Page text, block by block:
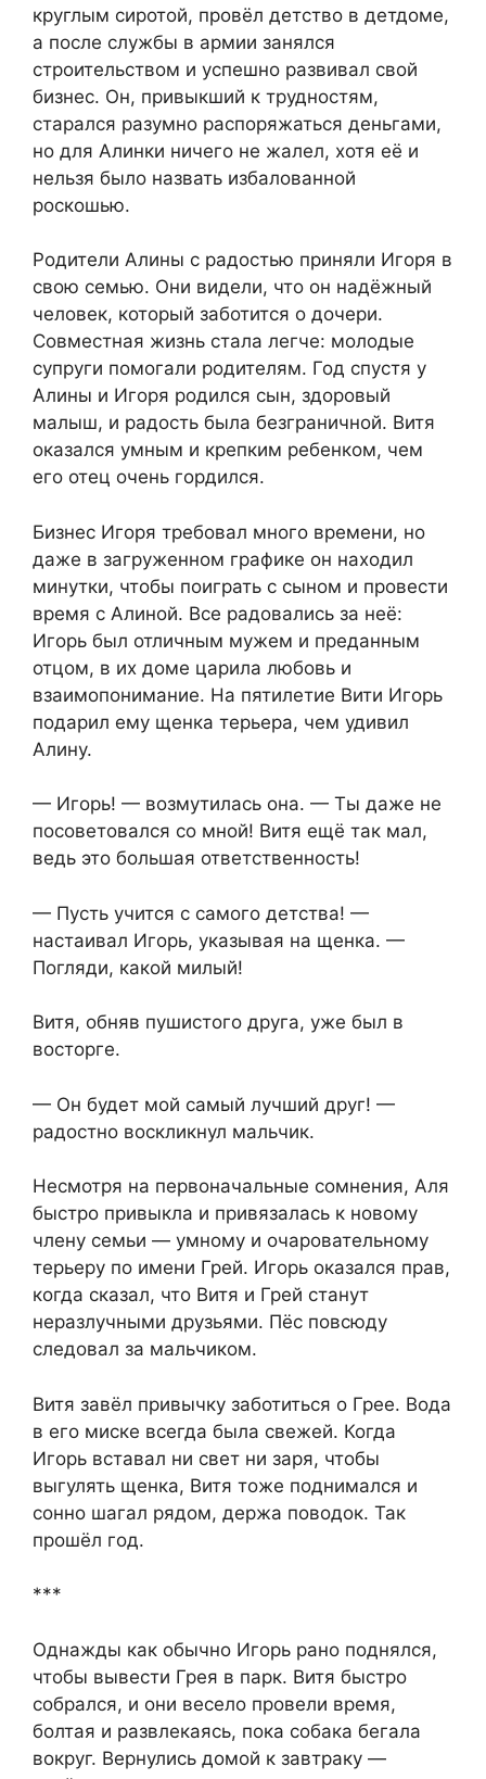
круглым сиротой, провёл детство в детдоме,
а после службы в армии занялся
строительством и успешно развивал свой
бизнес. Он, привыкший к трудностям,
старался разумно распоряжаться деньгами,
но для Алинки ничего не жалел, хотя её и
нельзя было назвать избалованной
роскошью.
Родители Алины с радостью приняли Игоря в
свою семью. Они видели, что он надёжный
человек, который заботится о дочери.
Совместная жизнь стала легче: молодые
супруги помогали родителям. Год спустя у
Алины и Игоря родился сын, здоровый
малыш, и радость была безграничной. Витя
оказался умным и крепким ребенком, чем
его отец очень гордился.
Бизнес Игоря требовал много времени, но
даже в загруженном графике он находил
минутки, чтобы поиграть с сыном и провести
время с Алиной. Все радовались за неё:
Игорь был отличным мужем и преданным
отцом, в их доме царила любовь и
взаимопонимание. На пятилетие Вити Игорь
подарил ему щенка терьера, чем удивил
Алину.
— Игорь! — возмутилась она. — Ты даже не
посоветовался со мной! Витя ещё так мал,
ведь это большая ответственность!
— Пусть учится с самого детства! —
настаивал Игорь, указывая на щенка. —
Погляди, какой милый!
Витя, обняв пушистого друга, уже был в
восторге.
— Он будет мой самый лучший друг! —
радостно воскликнул мальчик.
Несмотря на первоначальные сомнения, Аля
быстро привыкла и привязалась к новому
члену семьи — умному и очаровательному
терьеру по имени Грей. Игорь оказался прав,
когда сказал, что Витя и Грей станут
неразлучными друзьями. Пёс повсюду
следовал за мальчиком.
Витя завёл привычку заботиться о Грее. Вода
в его миске всегда была свежей. Когда
Игорь вставал ни свет ни заря, чтобы
выгулять щенка, Витя тоже поднимался и
сонно шагал рядом, держа поводок. Так
прошёл год.
***
Однажды как обычно Игорь рано поднялся,
чтобы вывести Грея в парк. Витя быстро
собрался, и они весело провели время,
болтая и развлекаясь, пока собака бегала
вокруг. Вернулись домой к завтраку —